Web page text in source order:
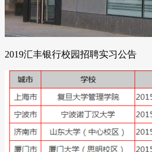
2019汇丰银行校园招聘实习公告